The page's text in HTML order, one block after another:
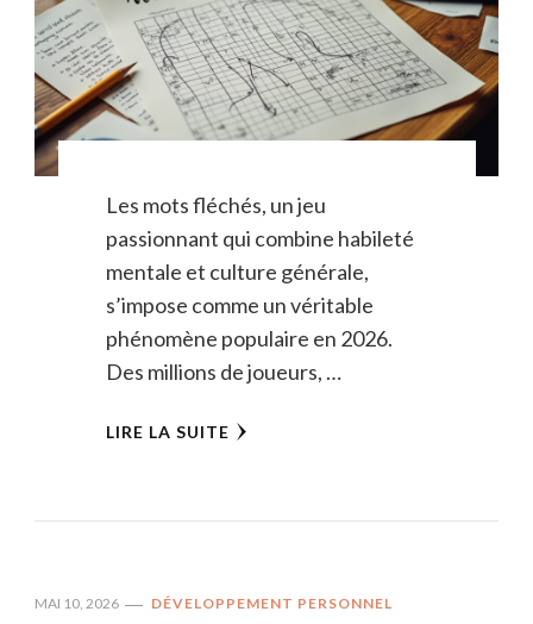
Les mots fléchés, un jeu
passionnant qui combine habileté
mentale et culture générale,
s’impose comme un véritable
phénomène populaire en 2026.
Des millions de joueurs, …
LIRE LA SUITE
MAI 10, 2026 DÉVELOPPEMENT PERSONNEL